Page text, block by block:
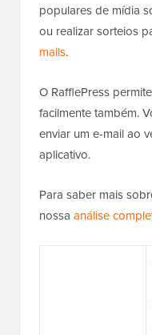
populares de mídia
ou realizar sorteios
mails.
O RafflePress
facilmente também.
enviar um e-mail ao
aplicativo.
Para saber mais
nossa análise